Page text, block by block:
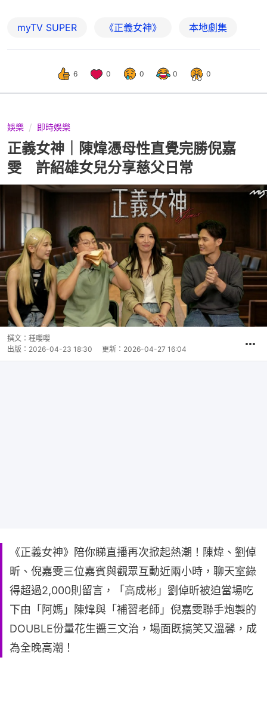
myTV SUPER 《正義女神》 本地劇集
6 0 0 0 0
娛樂 即時娛樂
正義女神｜陳煒憑母性直覺完勝倪嘉
雯 許紹雄女兒分享慈父日常
撰文： 種嚶嚶
出版： 2026-04-23 18:30 更新： 2026-04-27 16:04
《正義女神》陪你睇直播再次掀起熱潮！陳煒、劉倬
昕、倪嘉雯三位嘉賓與觀眾互動近兩小時，聊天室錄
得超過2,000則留言，「高成彬」劉倬昕被迫當場吃
下由「阿媽」陳煒與「補習老師」倪嘉雯聯手炮製的
DOUBLE份量花生醬三文治，場面既搞笑又溫馨，成
為全晚高潮！